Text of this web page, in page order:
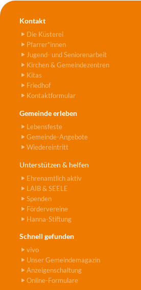
Kontakt
Die Küsterei
Pfarrer*innen
Jugend- und Seniorenarbeit
Kirchen & Gemeindezentren
Kitas
Friedhof
Kontaktformular
Gemeinde erleben
Lebensfeste
Gemeinde-Angebote
Wiedereintritt
Unterstützen & helfen
Ehrenamtlich aktiv
LAIB & SEELE
Spenden
Fördervereine
Hanna-Stiftung
Schnell gefunden
vivo
Unser Gemeindemagazin
Anzeigenschaltung
Online-Formulare